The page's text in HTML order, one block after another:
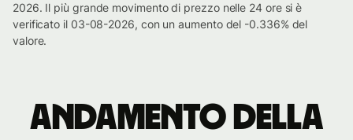
2026. Il più grande movimento di prezzo nelle 24 ore si è
verificato il 03-08-2026, con un aumento del -0.336% del
valore.
Andamento della